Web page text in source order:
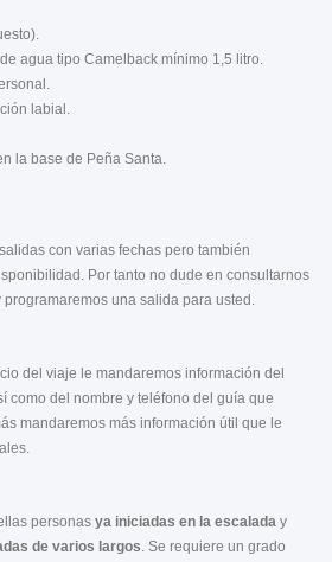
agua tipo Camelback mínimo 1,5 litro.
labial.
la base de Peña Santa.
con varias fechas pero también
Por tanto no dude en consultarnos
una salida para usted.
del viaje le mandaremos información del
como del nombre y teléfono del guía que
mandaremos más información útil que le
personas ya iniciadas en la escalada y
de varios largos. Se requiere un grado